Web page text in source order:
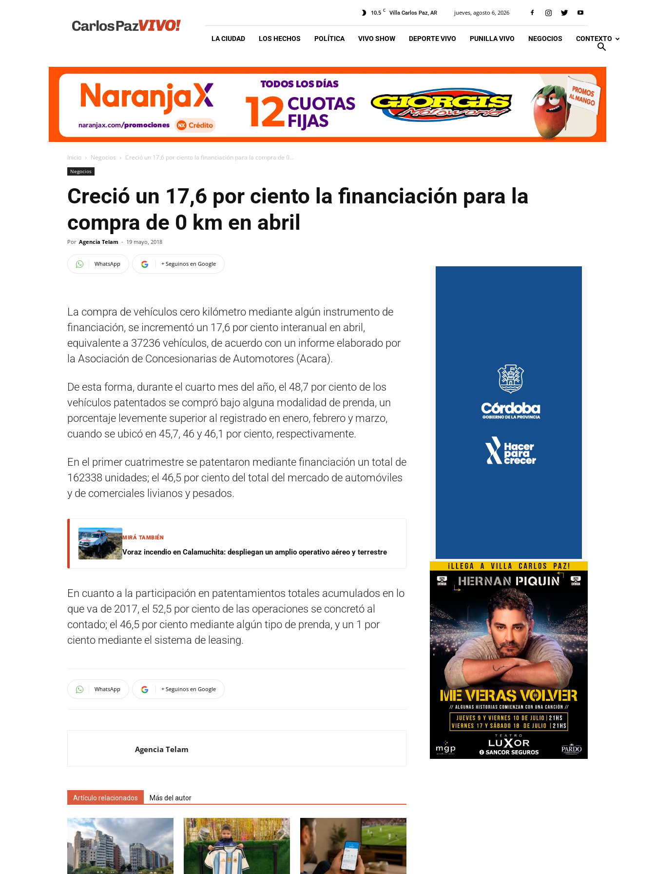
Vivo
10.5 C Villa Carlos Paz, AR jueves, agosto 6, 2026
LA CIUDAD LOS HECHOS POLÍTICA VIVO SHOW DEPORTE VIVO PUNILLA VIVO NEGOCIOS CONTEXTO
Inicio Negocios Creció un 17,6 por ciento la financiación para la compra de 0...
Negocios
Creció un 17,6 por ciento la financiación para la
compra de 0 km en abril
Por Agencia Telam - 19 mayo, 2018
WhatsApp + Seguinos en Google
La compra de vehículos cero kilómetro mediante algún instrumento de
financiación, se incrementó un 17,6 por ciento interanual en abril,
equivalente a 37236 vehículos, de acuerdo con un informe elaborado por
la Asociación de Concesionarias de Automotores (Acara).
De esta forma, durante el cuarto mes del año, el 48,7 por ciento de los
vehículos patentados se compró bajo alguna modalidad de prenda, un
porcentaje levemente superior al registrado en enero, febrero y marzo,
cuando se ubicó en 45,7, 46 y 46,1 por ciento, respectivamente.
En el primer cuatrimestre se patentaron mediante financiación un total de
162338 unidades; el 46,5 por ciento del total del mercado de automóviles
y de comerciales livianos y pesados.
MIRÁ TAMBIÉN
Voraz incendio en Calamuchita: despliegan un amplio operativo aéreo y terrestre
En cuanto a la participación en patentamientos totales acumulados en lo
que va de 2017, el 52,5 por ciento de las operaciones se concretó al
contado; el 46,5 por ciento mediante algún tipo de prenda, y un 1 por
ciento mediante el sistema de leasing.
WhatsApp + Seguinos en Google
Agencia Telam
Artículo relacionados Más del autor